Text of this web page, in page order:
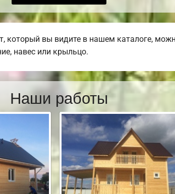
вы видите в нашем каталоге,
навес или крыльцо.
Наши работы